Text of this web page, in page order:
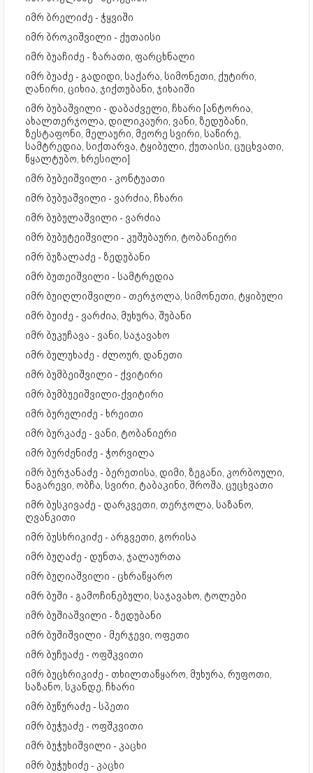
იმრ ბრელიძე - ჭყვიში
იმრ ბროკიშვილი - ქუთაისი
იმრ ბუაჩიძე - ზარათი, ფარცხნალი
იმრ ბუაძე - გადიდი, საქარა, სიმონეთი, ქუტირი,
ღანირი, ციხია, ჯიქთუბანი, ჯიხაიში
იმრ ბუბაშვილი - დაბაძველი, ჩხარი [ანტორია,
ახალთერჯოლა, დილიკაური, ვანი, ზედუბანი,
ზესტაფონი, მელაური, მეორე სვირი, საწირე,
სამტრედია, სიქთარვა, ტყიბული, ქუთაისი, ცუცხვათი,
წყალტუბო, ხრესილი]
იმრ ბუბეიშვილი - კონტუათი
იმრ ბუბუაშვილი - ვარძია, ჩხარი
იმრ ბუბულაშვილი - ვარძია
იმრ ბუბუტეიშვილი - კუშუბაური, ტობანიერი
იმრ ბუზალაძე - ზედუბანი
იმრ ბუთეიშვილი - სამტრედია
იმრ ბუიღლიშვილი - თერჯოლა, სიმონეთი, ტყიბული
იმრ ბუიძე - ვარძია, მუხურა, შუბანი
იმრ ბუკუჩავა - ვანი, საჯავახო
იმრ ბულუხაძე - ძლოურ, დანეთი
იმრ ბუმბეიშვილი - ქვიტირი
იმრ ბუმბუეიშვილი-ქვიტირი
იმრ ბურელიძე - ხრეითი
იმრ ბურკაძე - ვანი, ტობანიერი
იმრ ბურძენიძე - ჭორვილა
იმრ ბურჯანაძე - ბერეთისა, დიმი, ზეგანი, კორბოული,
ნაგარევი, ობჩა, სვირი, ტაბაკინი, შროშა, ცუცხვათი
იმრ ბუსკივაძე - დარკვეთი, თერჯოლა, საზანო,
ღვანკითი
იმრ ბუსხრიკიძე - არგვეთი, გორისა
იმრ ბუღაძე - დუნთა, ჯალაურთა
იმრ ბუღიაშვილი - ცხრაწყარო
იმრ ბუში - გამოჩინებული, საჯავახო, ტოლები
იმრ ბუშიაშვილი - ზედუბანი
იმრ ბუშიშვილი - მერჯევი, ოფეთი
იმრ ბუჩუაძე - ოფშკვითი
იმრ ბუცხრიკიძე - თხილთაწყარო, მუხურა, რუფოთი,
საზანო, სკანდე, ჩხარი
იმრ ბუწურაძე - სპეთი
იმრ ბუჭუაძე - ოფშკვითი
იმრ ბუჭუხიშვილი - კაცხი
იმრ ბუჭუხიძე - კაცხი